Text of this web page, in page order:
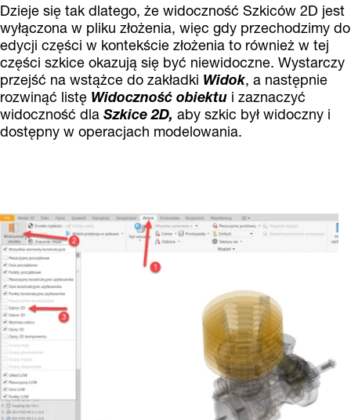
Dzieje się tak dlatego, że widoczność Szkiców 2D jest
wyłączona w pliku złożenia, więc gdy przechodzimy do
edycji części w kontekście złożenia to również w tej
części szkice okazują się być niewidoczne. Wystarczy
przejść na wstążce do zakładki Widok, a następnie
rozwinąć listę Widoczność obiektu i zaznaczyć
widoczność dla Szkice 2D, aby szkic był widoczny i
dostępny w operacjach modelowania.